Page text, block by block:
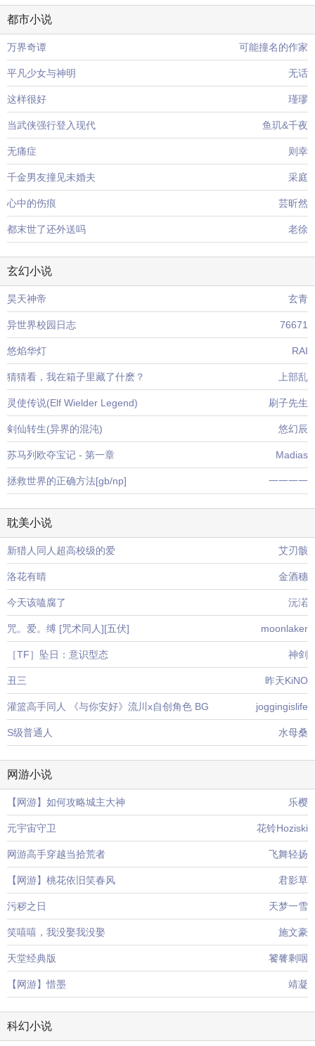
都市小说
万界奇谭 可能撞名的作家
平凡少女与神明 无话
这样很好 瑾璆
当武侠强行登入现代 鱼玑&千夜
无痛症 则幸
千金男友撞见未婚夫 采庭
心中的伤痕 芸昕然
都末世了还外送吗 老徐
玄幻小说
昊天神帝 玄青
异世界校园日志 76671
悠焰华灯 RAI
猜猜看，我在箱子里藏了什麽？ 上部乱
灵使传说(Elf Wielder Legend) 刷子先生
剣仙转生(异界的混沌) 悠幻辰
苏马列欧夺宝记 - 第一章 Madias
拯救世界的正确方法[gb/np] 一一一一
耽美小说
新猎人同人超高校级的爱 艾刃骸
洛花有晴 金酒穗
今天该嗑腐了 沅渃
咒。爱。缚 [咒术同人][五伏] moonlaker
［TF］坠日：意识型态 神剑
丑三 昨天KiNO
灌篮高手同人 《与你安好》流川x自创角色 BG joggingislife
S级普通人 水母桑
网游小说
【网游】如何攻略城主大神 乐樱
元宇宙守卫 花铃Hoziski
网游高手穿越当拾荒者 飞舞轻扬
【网游】桃花依旧笑春风 君影草
污秽之日 天梦一雪
笑嘻嘻，我没娶我没娶 施文豪
天堂经典版 饕餮剩咽
【网游】惜墨 靖凝
科幻小说